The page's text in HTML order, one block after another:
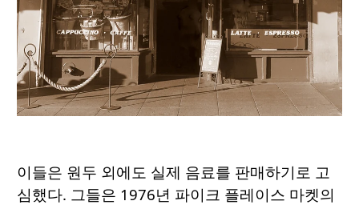
이들은 원두 외에도 실제 음료를 판매하기로 고
심했다. 그들은 1976년 파이크 플레이스 마켓의